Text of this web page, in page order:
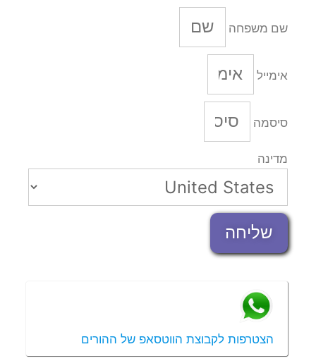
שם משפחה
אימייל
סיסמה
מדינה
שליחה
הצטרפות לקבוצת הווטסאפ של ההורים